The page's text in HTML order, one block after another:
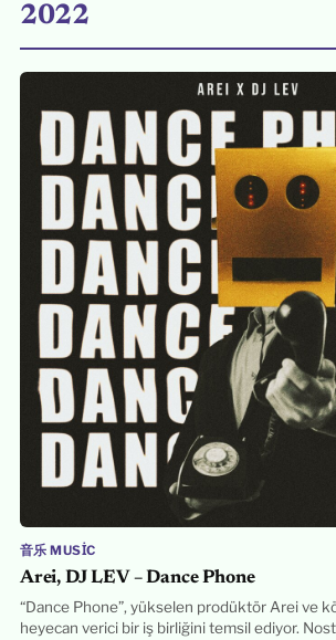
2022
音乐 MUSIC
Arei, DJ LEV – Dance Phone
“Dance Phone”, yükselen prodüktör Arei ve
heyecan verici bir iş birliğini temsil ediyor.